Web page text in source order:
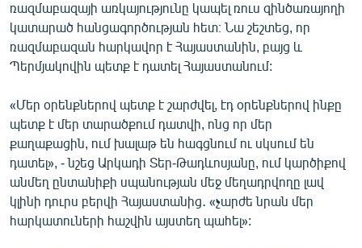
ռազմաբազայի առկայությունը կապել ռուս զինծառայողի
կատարած հանցագործության հետ։ Նա շեշտեց, որ
ռազմաբազան հարկավոր է Հայաստանին, բայց և
Պերմյակովին պետք է դատել Հայաստանում:
«Մեր օրենքներով պետք է շարժվել, էդ օրենքներով ինքը
պետք է մեր տարածքում դատվի, ոնց որ մեր
քաղաքացին, ում խալաթ են հագցնում ու սկսում են
դատել», - նշեց Արկադի Տեր-Թադևոսյանը, ում կարծիքով
անմեղ ընտանիքի սպանության մեջ մեղադրվողը լավ
կլինի դուրս բերվի Հայաստանից․ «չարժե նրան մեր
հարկատուների հաշվին այստեղ պահել»: